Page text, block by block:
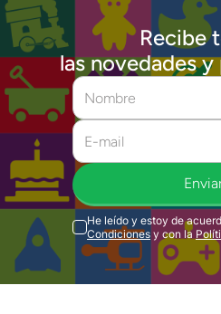
Recibe
las novedades
He leído y estoy de
Condiciones y con la